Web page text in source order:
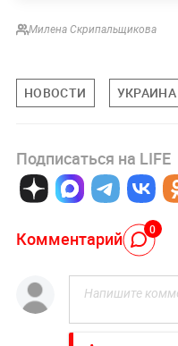
Милена Скрипальщикова
НОВОСТИ УКРАИНА
Подписаться на LIFE
Комментарий 0